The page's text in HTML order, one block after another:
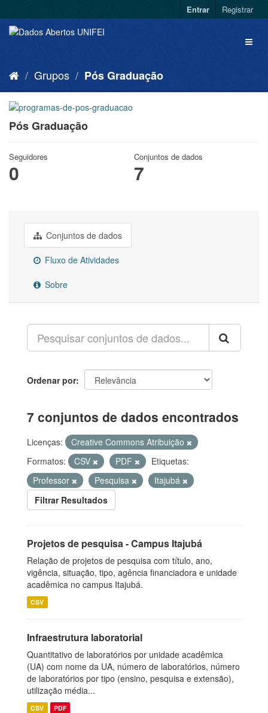
Entrar Registrar
Grupos Pós Graduação
Pós Graduação
Seguidores
0
Conjuntos de dados
7
Conjuntos de dados
Fluxo de Atividades
Sobre
Ordenar por
7 conjuntos de dados encontrados
Licenças:
Creative Commons Atribuição
Formatos:
CSV PDF
Etiquetas:
Professor
Pesquisa
Itajubá
Filtrar Resultados
Projetos de pesquisa - Campus Itajubá
Relação de projetos de pesquisa com título, ano,
vigência, situação, tipo, agência financiadora e unidade
acadêmica no campus Itajubá.
CSV
Infraestrutura laboratorial
Quantitativo de laboratórios por unidade acadêmica
(UA) com nome da UA, número de laboratórios, número
de laboratórios por tipo (ensino, pesquisa e extensão),
utilização média...
CSV PDF